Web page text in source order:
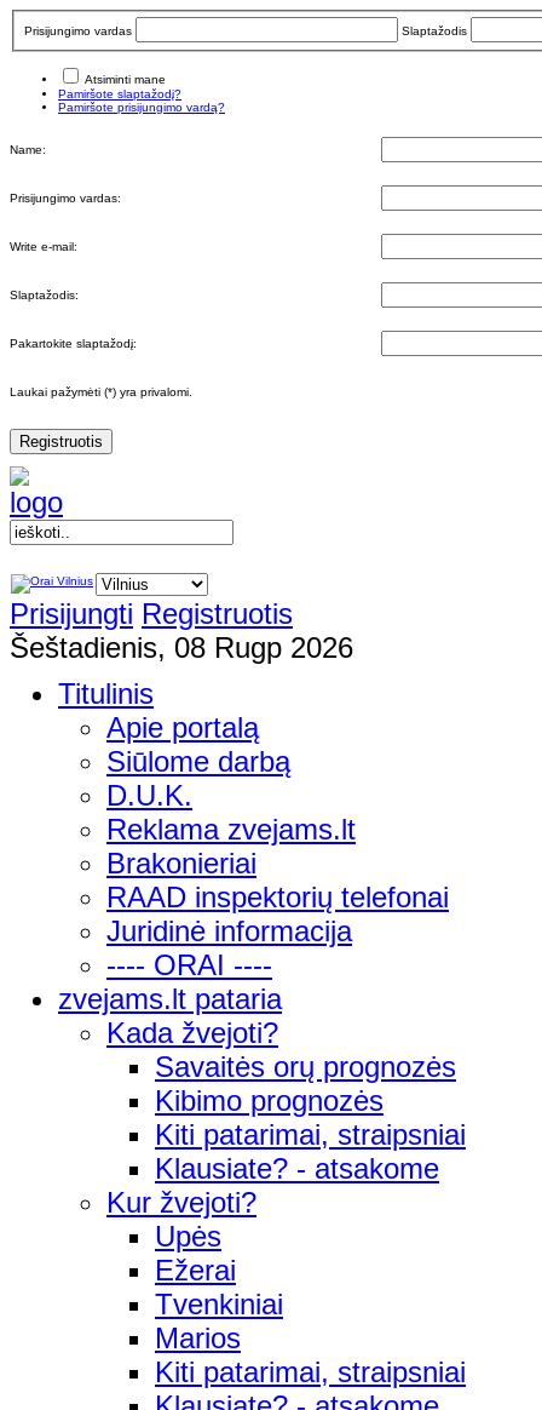
Prisijungimo vardas Slaptažodis
Atsiminti mane
Pamiršote slaptažodį?
Pamiršote prisijungimo vardą?
Name:
Prisijungimo vardas:
Write e-mail:
Slaptažodis:
Pakartokite slaptažodį:
Laukai pažymėti (*) yra privalomi.
Registruotis
Prisijungti Registruotis
Šeštadienis, 08 Rugp 2026
Titulinis
Apie portalą
Siūlome darbą
D.U.K.
Reklama zvejams.lt
Brakonieriai
RAAD inspektorių telefonai
Juridinė informacija
---- ORAI ----
zvejams.lt pataria
Kada žvejoti?
Savaitės orų prognozės
Kibimo prognozės
Kiti patarimai, straipsniai
Klausiate? - atsakome
Kur žvejoti?
Upės
Ežerai
Tvenkiniai
Marios
Kiti patarimai, straipsniai